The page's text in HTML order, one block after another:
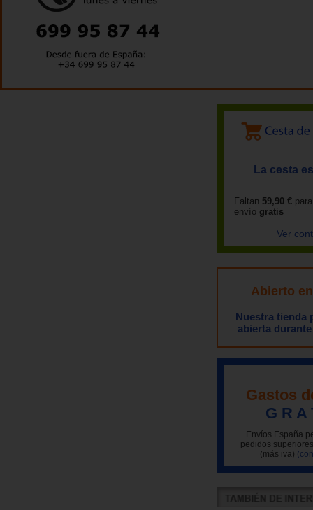
La cesta
Faltan 59,90 €
envío gratis
Ver
Abierto
Nuestra tienda
abierta
Gastos
G R A
Envíos España
pedidos
(más iva)